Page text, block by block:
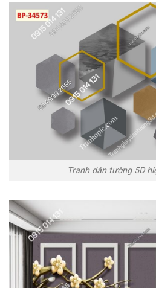
Tranh dán tường 5D